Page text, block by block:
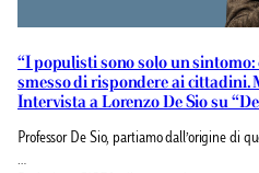
“I populisti sono solo un sintomo:
smesso di rispondere ai cittadini.
Intervista a Lorenzo De Sio su
Professor De Sio, partiamo dall’origine di
…